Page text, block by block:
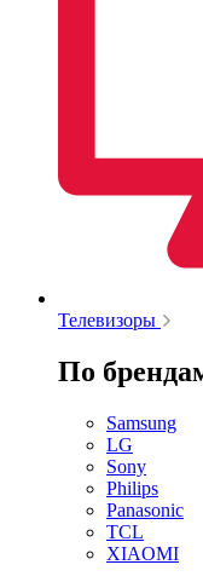
Телевизоры
По
Samsung
LG
Sony
Philips
Panasonic
TCL
XIAOMI